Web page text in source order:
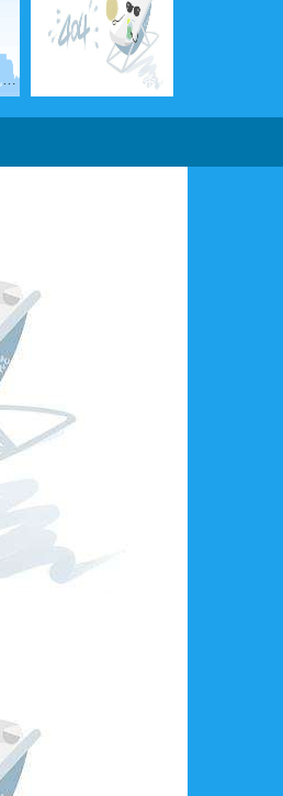
mtj-30型台式面条机（卡把式） mtj-50型卡把式面条机